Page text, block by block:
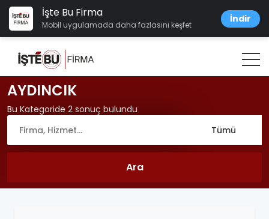
İşte Bu Firma
Mobil uygulamada daha fazlasını keşfet
İndir
AYDINCIK
Bu Kategoride 2 sonuç bulundu